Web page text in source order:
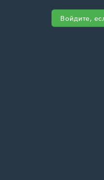
Войдите,